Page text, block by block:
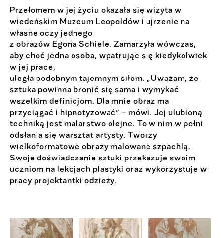
Przełomem w jej życiu okazała się wizyta w
wiedeńskim Muzeum Leopoldów i ujrzenie na
własne oczy jednego
z obrazów Egona Schiele. Zamarzyła wówczas,
aby choć jedna osoba, wpatrując się kiedykolwiek
w jej prace,
uległa podobnym tajemnym siłom. „Uważam, że
sztuka powinna bronić się sama i wymykać
wszelkim definicjom. Dla mnie obraz ma
przyciągać i hipnotyzować” – mówi. Jej ulubioną
techniką jest malarstwo olejne. To w nim w pełni
odsłania się warsztat artysty. Tworzy
wielkoformatowe obrazy malowane szpachlą.
Swoje doświadczanie sztuki przekazuje swoim
uczniom na lekcjach plastyki oraz wykorzystuje w
pracy projektantki odzieży.